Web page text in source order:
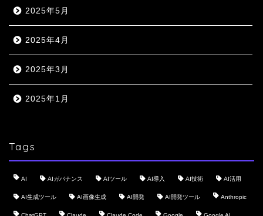
2025年5月
2025年4月
2025年3月
2025年1月
Tags
AI AIガバナンス AIツール AI導入 AI技術 AI活用
AI生成ツール AI画像生成 AI開発 AI開発ツール Anthropic